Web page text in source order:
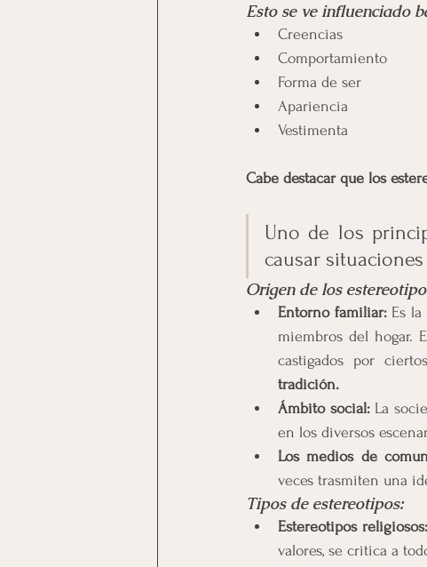
Esto se ve influenciado
Creencias
Comportamiento
Forma de ser
Apariencia
Vestimenta
Cabe destacar que los
Uno de los
causar
Origen de los
Entorno familiar: Es la
miembros del hogar.
tradición.
Ámbito social: La
en los diversos
Los medios de
veces trasmiten una
Tipos de estereotipos:
Estereotipos religiosos:
valores, se critica a